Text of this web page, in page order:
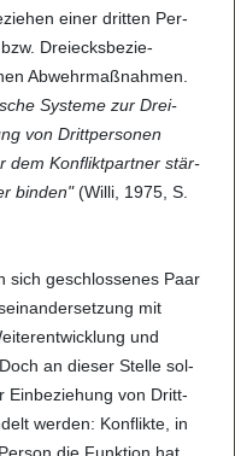
einer drit­ten Per­
Drei­ecks­be­zie­
Abwehr­maß­nah­men.
Sys­teme zur Drei­
von Dritt­per­so­nen
dem Kon­flikt­part­ner stär­
bin­den"(Willi, 1975, S.
sich geschlos­se­nes Paar
mit
und
an die­ser Stelle sol­
Ein­be­zie­hung von Dritt­
wer­den: Kon­flikte, in